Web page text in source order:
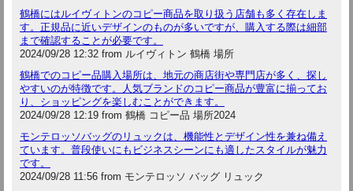
鶴橋にはルイヴィトンのコピー商品を取り扱う店舗も多く存在しま
す。正規品に近いデザインのものが多いですが、購入する際は細部
まで確認することが必要です。
2024/09/28 12:32 from ルイヴィトン 鶴橋 場所
鶴橋でのコピー品購入場所は、地元の商店街や専門店が多く、探し
やすいのが特徴です。人気ブランドのコピー商品が豊富に揃ってお
り、ショッピングを楽しむことができます。
2024/09/28 12:19 from 鶴橋 コピー品 場所2024
モンテロッソバッグのリュックは、機能性とデザイン性を兼ね備え
ています。普段使いにもビジネスシーンにも適したスタイルが魅力
です。
2024/09/28 11:56 from モンテロッソ バッグ リュック